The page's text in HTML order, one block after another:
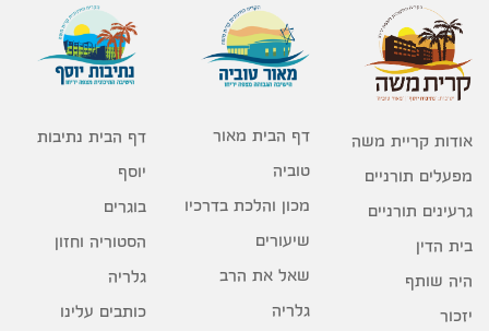
אודות קריית משה
מפעלים תורניים
גרעינים תורניים
בית הדין
היה שותף
יזכור
דף הבית מאור
טוביה
מכון והלכת בדרכיו
שיעורים
שאל את הרב
גלריה
דף הבית נתיבות
יוסף
בוגרים
הסטוריה וחזון
גלריה
כותבים עלינו